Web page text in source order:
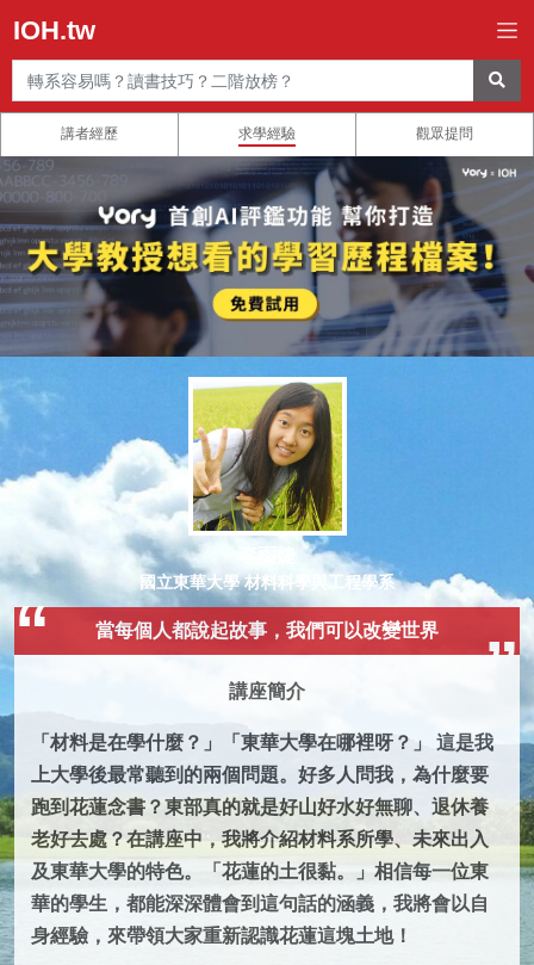
IOH.tw
講者經歷 求學經驗 觀眾提問
國立東華大學 材料科學與工程學系
當每個人都說起故事，我們可以改變世界
講座簡介
「材料是在學什麼？」「東華大學在哪裡呀？」 這是我
上大學後最常聽到的兩個問題。好多人問我，為什麼要
跑到花蓮念書？東部真的就是好山好水好無聊、退休養
老好去處？在講座中，我將介紹材料系所學、未來出入
及東華大學的特色。「花蓮的土很黏。」相信每一位東
華的學生，都能深深體會到這句話的涵義，我將會以自
身經驗，來帶領大家重新認識花蓮這塊土地！